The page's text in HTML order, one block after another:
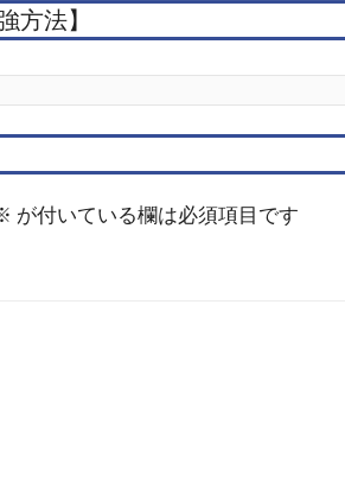
方法】
が付いている欄は必須項目です